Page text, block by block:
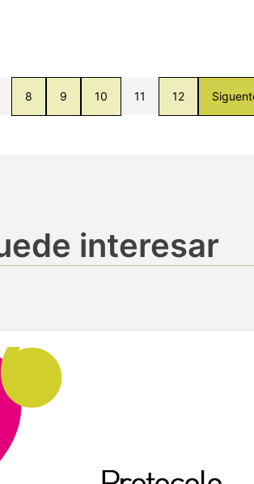
8 9 10 11 12
interesar